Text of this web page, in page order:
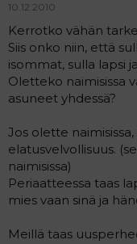
10.12.2010
Kerrotko vähän
Siis onko niin, että
isommat, sulla lapsi
Oletteko naimisissa
asuneet yhdessä?
Jos olette
elatusvelvollisuus.
naimisissa)
Periaatteessa taas
mies vaan sinä ja
Meillä taas